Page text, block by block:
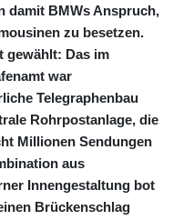
damit BMWs Anspruch,
zu besetzen.
gewählt: Das im
war
Telegraphenbau
Rohrpostanlage, die
Millionen Sendungen
aus
Innengestaltung bot
Brückenschlag